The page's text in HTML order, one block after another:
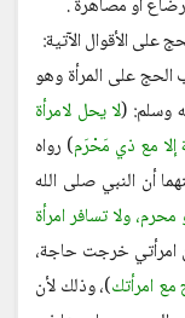
على الأقوال الآتية:
الحج على المرأة وهو
وسلم: (لا يحل لامرأة
إلا مع ذي مَحْرَم) رواه
أن النبي صلى الله
ولا تسافر امرأة
امرأتي خرجت حاجة،
امرأتك)، وذلك لأن